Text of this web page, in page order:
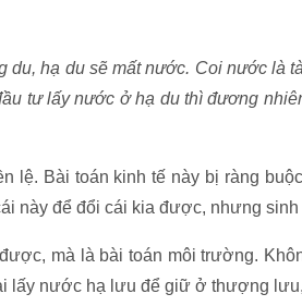
du, hạ du sẽ mất nước. Coi nước là
tư lấy nước ở hạ du thì đương
lệ. Bài toán kinh tế này bị ràng
này để đổi cái kia được, nhưng
mà là bài toán môi trường.
lấy nước hạ lưu để giữ ở thượng